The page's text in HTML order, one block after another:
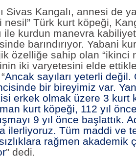
Sivas Kangalı, annesi de
nesil” Türk kurt köpeği,
ile kurdun manevra
barındırıyor. Yabani
özelliğe sahip olan “ikinci
iki varyetesini elde
Ancak sayıları yeterli
bir bireyimiz var.
erkek olmak üzere 3 kurt
kurt köpeği, 112 yıl
9 yıl önce başlattık.
ilerliyoruz. Tüm maddi ve
rağmen akademik
” dedi.